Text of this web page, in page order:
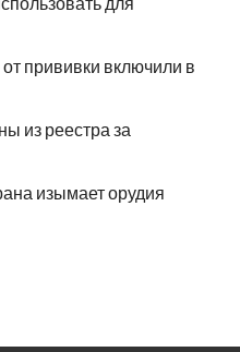
прививки включили в
из реестра за
изымает орудия